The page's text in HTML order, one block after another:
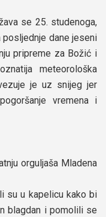
se 25. studenoga,
posljednje dane jeseni
pripreme za Božić i
meteorološka
je uz snijeg jer
vremena i
orguljaša Mladena
su u kapelicu kako bi
blagdan i pomolili se